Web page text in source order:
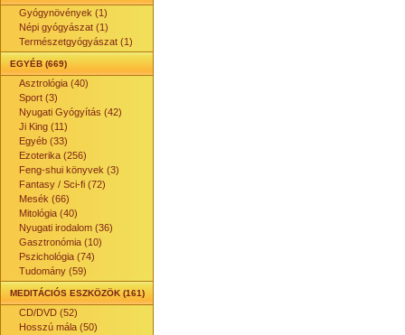
Gyógynövények (1)
Népi gyógyászat (1)
Természetgyógyászat (1)
EGYÉB (669)
Asztrológia (40)
Sport (3)
Nyugati Gyógyítás (42)
Ji King (11)
Egyéb (33)
Ezoterika (256)
Feng-shui könyvek (3)
Fantasy / Sci-fi (72)
Mesék (66)
Mitológia (40)
Nyugati irodalom (36)
Gasztronómia (10)
Pszichológia (74)
Tudomány (59)
MEDITÁCIÓS ESZKÖZÖK (161)
CD/DVD (52)
Hosszú mála (50)